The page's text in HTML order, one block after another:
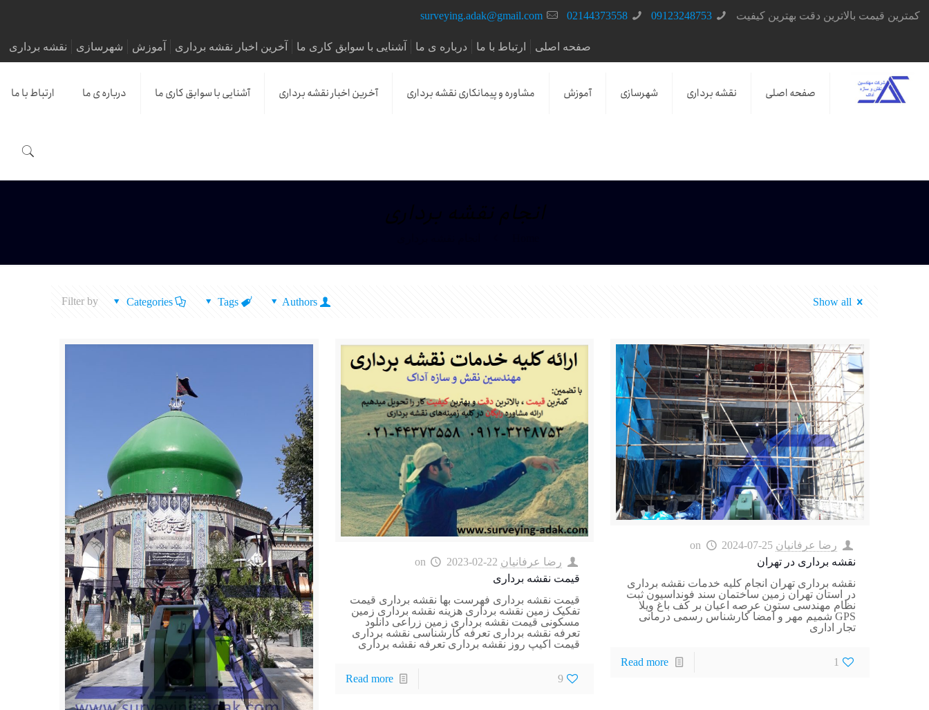
کمترین قیمت بالاترین دقت بهترین کیفیت 09123248753
02144373558
surveying.adak@gmail.com
صفحه اصلی ارتباط با ما درباره ی ما آشنایی با سوابق کاری ما آخرین اخبار نقشه برداری آموزش شهرسازی نقشه برداری
صفحه اصلی نقشه برداری شهرسازی آموزش مشاوره و پیمانکاری نقشه برداری آخرین اخبار نقشه برداری آشنایی با سوابق کاری ما درباره ی ما ارتباط با ما
انجام نقشه برداری
Filter by Categories Tags Authors Show all
رضا عرفانیان on
2024-07-25
نقشه برداری در تهران
نقشه برداری تهران انجام کلیه خدمات نقشه برداری
در استان تهران زمین ساختمان سند فونداسیون ثبت
نظام مهندسی ستون عرصه اعیان بر کف باغ ویلا
GPS شمیم مهر و امضا کارشناس رسمی درمانی
تجار اداری
1
Read more
رضا عرفانیان on
2023-02-22
قیمت نقشه برداری
قیمت نقشه برداری فهرست بها نقشه برداری قیمت
تفکیک زمین نقشه برداری هزینه نقشه برداری زمین
مسکونی قیمت نقشه برداری زمین زراعی دانلود
تعرفه نقشه برداری تعرفه کارشناسی نقشه برداری
قیمت اکیپ روز نقشه برداری تعرفه نقشه برداری
9
Read more